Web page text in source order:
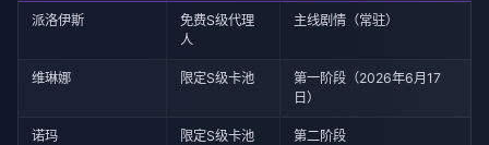
派洛伊斯
免费S级代理
人
主线剧情（常驻）
维琳娜 限定S级卡池
第一阶段（2026年6月17
日）
诺玛 限定S级卡池 第二阶段